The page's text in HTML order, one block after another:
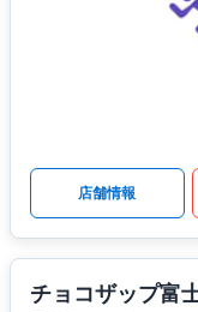
店舗情報
チョコザップ富